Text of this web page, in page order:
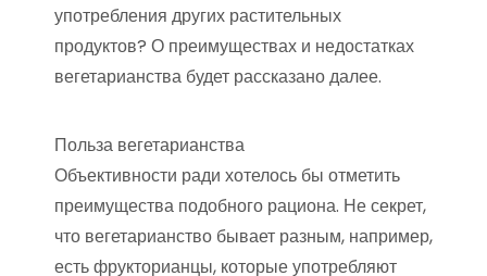
употребления других растительных
продуктов? О преимуществах и недостатках
вегетарианства будет рассказано далее.
Польза вегетарианства
Объективности ради хотелось бы отметить
преимущества подобного рациона. Не секрет,
что вегетарианство бывает разным, например,
есть фрукторианцы, которые употребляют